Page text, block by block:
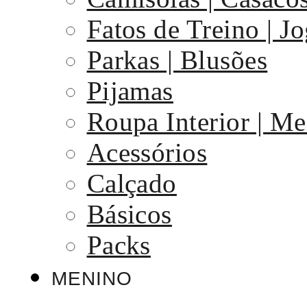
Fatos de Treino |
Parkas | Blusões
Pijamas
Roupa Interior |
Acessórios
Calçado
Básicos
Packs
MENINO